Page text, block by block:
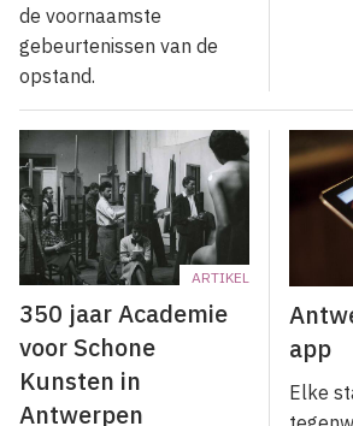
de voornaamste
gebeurtenissen van de
opstand.
ARTIKEL
350 jaar Academie
voor Schone
Kunsten in
Antwerpen
app
Elke